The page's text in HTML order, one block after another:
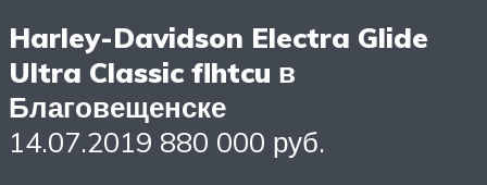
Harley-Davidson Electra Glide
Ultra Classic flhtcu в
Благовещенске
14.07.2019 880 000 руб.